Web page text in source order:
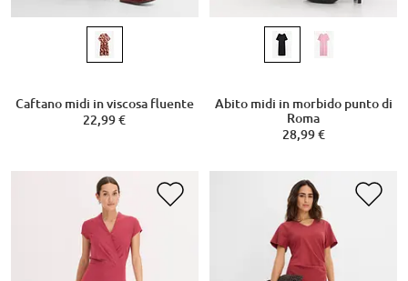
Caftano midi in viscosa fluente
22,99 €
Abito midi in morbido punto di
Roma
28,99 €